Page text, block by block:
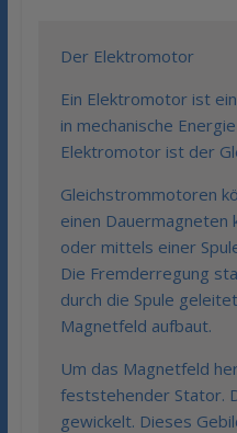
Der Elektromotor
Ein Elektromotor ist
in mechanische
Elektromotor ist der
Gleichstrommotoren
einen Dauermagneten
oder mittels einer
Die Fremderregung
durch die Spule
Magnetfeld aufbaut.
Um das Magnetfeld
feststehender Stator.
gewickelt. Dieses